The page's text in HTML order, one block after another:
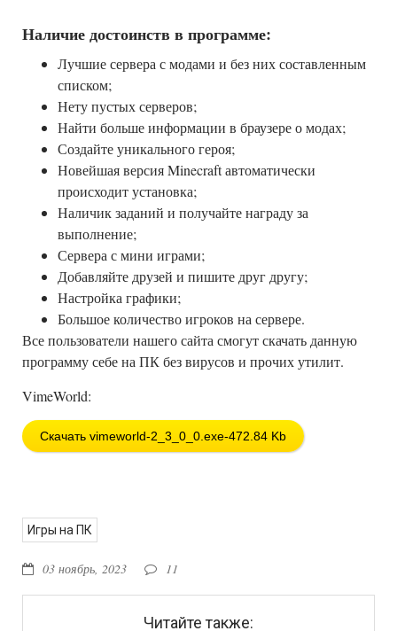
Наличие достоинств в программе:
Лучшие сервера с модами и без них составленным
списком;
Нету пустых серверов;
Найти больше информации в браузере о модах;
Создайте уникального героя;
Новейшая версия Minecraft автоматически
происходит установка;
Наличик заданий и получайте награду за
выполнение;
Сервера с мини играми;
Добавляйте друзей и пишите друг другу;
Настройка графики;
Большое количество игроков на сервере.
Все пользователи нашего сайта смогут скачать данную
программу себе на ПК без вирусов и прочих утилит.
VimeWorld:
Скачать vimeworld-2_3_0_0.exe-472.84 Kb
Игры на ПК
03 ноябрь, 2023 11
Читайте также: